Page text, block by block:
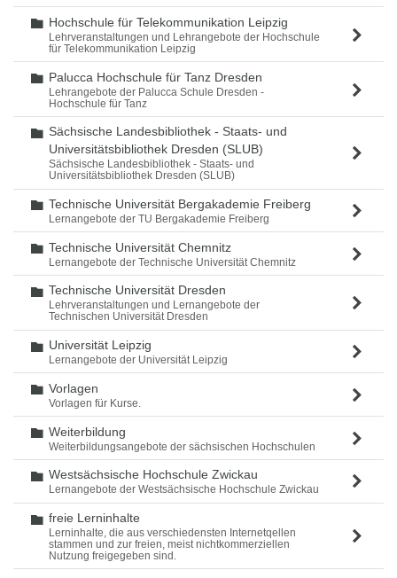
Ordner
Hochschule für Telekommunikation Leipzig
Lehrveranstaltungen und Lehrangebote der Hochschule
für Telekommunikation Leipzig
Ordner
Palucca Hochschule für Tanz Dresden
Lehrangebote der Palucca Schule Dresden -
Hochschule für Tanz
Ordner
Sächsische Landesbibliothek - Staats- und
Universitätsbibliothek Dresden (SLUB)
Sächsische Landesbibliothek - Staats- und
Universitätsbibliothek Dresden (SLUB)
Ordner
Technische Universität Bergakademie Freiberg
Lernangebote der TU Bergakademie Freiberg
Ordner
Technische Universität Chemnitz
Lernangebote der Technische Universität Chemnitz
Ordner
Technische Universität Dresden
Lehrveranstaltungen und Lernangebote der
Technischen Universität Dresden
Ordner
Universität Leipzig
Lernangebote der Universität Leipzig
Ordner
Vorlagen
Vorlagen für Kurse.
Ordner
Weiterbildung
Weiterbildungsangebote der sächsischen Hochschulen
Ordner
Westsächsische Hochschule Zwickau
Lernangebote der Westsächsische Hochschule Zwickau
Ordner
freie Lerninhalte
Lerninhalte, die aus verschiedensten Internetqellen
stammen und zur freien, meist nichtkommerziellen
Nutzung freigegeben sind.